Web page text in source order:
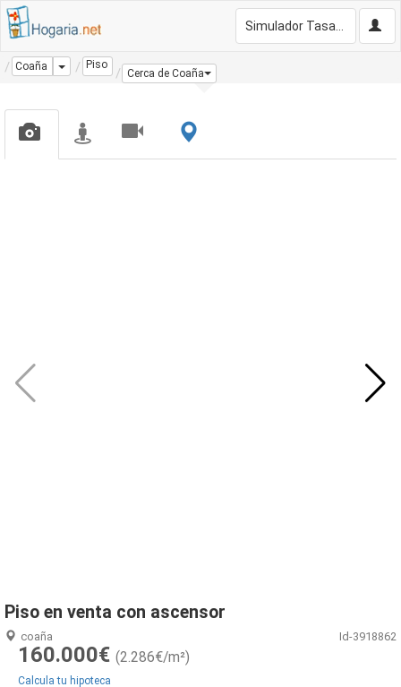
Coaña Dropdown
Piso
Cerca de Coaña
Piso en venta con ascensor
coaña Id-3918862
160.000€ (2.286€/m²)
Calcula tu hipoteca